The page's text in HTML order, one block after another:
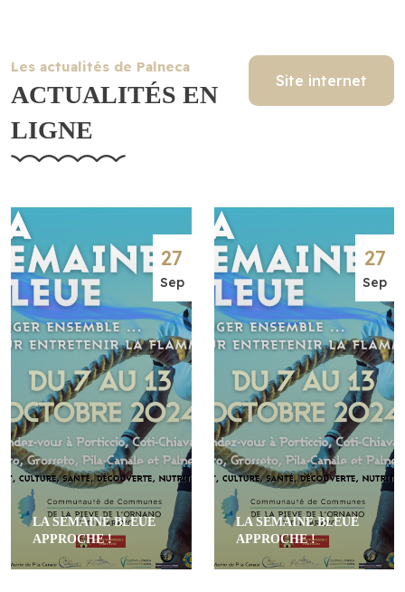
Les actualités de Palneca
ACTUALITÉS EN
LIGNE
Site internet
27
Sep
LA SEMAINE BLEUE
APPROCHE !
27
Sep
LA SEMAINE BLEUE
APPROCHE !